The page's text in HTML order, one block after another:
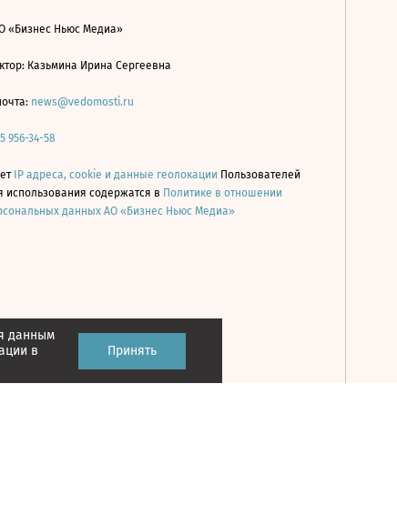
данным
в
Принять
«Бизнес Ньюс Медиа»
Казьмина Ирина Сергеевна
news@vedomosti.ru
956-34-58
IP адреса, cookie и данные геолокации Пользователей
использования содержатся в Политике в отношении
данных АО «Бизнес Ньюс Медиа»